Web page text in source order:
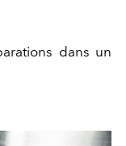
dans un